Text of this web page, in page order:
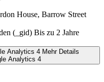
House, Barrow Street
(_gid) Bis zu 2 Jahre
Analytics 4 Mehr Details
Analytics 4